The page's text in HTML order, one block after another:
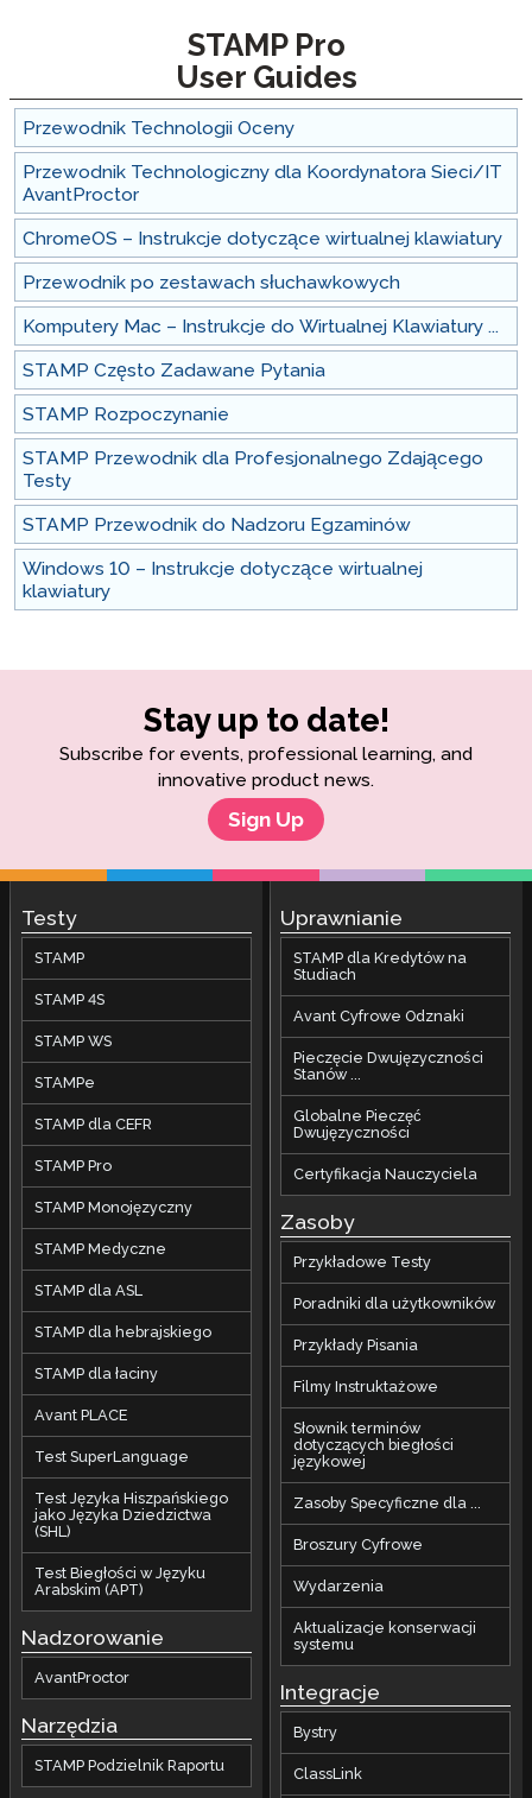
STAMP Pro
User Guides
Przewodnik Technologii Oceny
Przewodnik Technologiczny dla Koordynatora Sieci/IT
AvantProctor
ChromeOS – Instrukcje dotyczące wirtualnej klawiatury
Przewodnik po zestawach słuchawkowych
Komputery Mac – Instrukcje do Wirtualnej Klawiatury ...
STAMP Często Zadawane Pytania
STAMP Rozpoczynanie
STAMP Przewodnik dla Profesjonalnego Zdającego
Testy
STAMP Przewodnik do Nadzoru Egzaminów
Windows 10 – Instrukcje dotyczące wirtualnej
klawiatury
Stay up to date!
Subscribe for events, professional learning, and
innovative product news.
Sign Up
Testy
STAMP
STAMP 4S
STAMP WS
STAMPe
STAMP dla CEFR
STAMP Pro
STAMP Monojęzyczny
STAMP Medyczne
STAMP dla ASL
STAMP dla hebrajskiego
STAMP dla łaciny
Avant PLACE
Test SuperLanguage
Test Języka Hiszpańskiego
jako Języka Dziedzictwa
(SHL)
Test Biegłości w Języku
Arabskim (APT)
Nadzorowanie
AvantProctor
Narzędzia
STAMP Podzielnik Raportu
Uprawnianie
STAMP dla Kredytów na
Studiach
Avant Cyfrowe Odznaki
Pieczęcie Dwujęzyczności
Stanów ...
Globalne Pieczęć
Dwujęzyczności
Certyfikacja Nauczyciela
Zasoby
Przykładowe Testy
Poradniki dla użytkowników
Przykłady Pisania
Filmy Instruktażowe
Słownik terminów
dotyczących biegłości
językowej
Zasoby Specyficzne dla ...
Broszury Cyfrowe
Wydarzenia
Aktualizacje konserwacji
systemu
Integracje
Bystry
ClassLink